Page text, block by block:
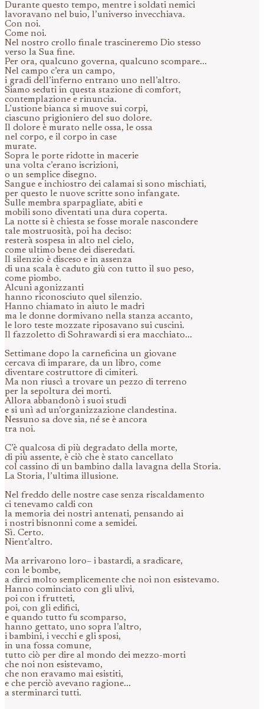
Durante questo tempo, mentre i soldati nemici
lavoravano nel buio, l’universo invecchiava.
Con noi.
Come noi.
Nel nostro crollo finale trascineremo Dio stesso
verso la Sua fine.
Per ora, qualcuno governa, qualcuno scompare...
Nel campo c’era un campo,
i gradi dell’inferno entrano uno nell’altro.
Siamo seduti in questa stazione di comfort,
contemplazione e rinuncia.
L’ustione bianca si muove sui corpi,
ciascuno prigioniero del suo dolore.
Il dolore è murato nelle ossa, le ossa
nel corpo, e il corpo in case
murate.
Sopra le porte ridotte in macerie
una volta c’erano iscrizioni,
o un semplice disegno.
Sangue e inchiostro dei calamai si sono mischiati,
per questo le nuove scritte sono infangate.
Sulle membra sparpagliate, abiti e
mobili sono diventati una dura coperta.
La notte si è chiesta se fosse morale nascondere
tale mostruosità, poi ha deciso:
resterà sospesa in alto nel cielo,
come ultimo bene dei diseredati.
Il silenzio è disceso e in assenza
di una scala è caduto giù con tutto il suo peso,
come piombo.
Alcuni agonizzanti
hanno riconosciuto quel silenzio.
Hanno chiamato in aiuto le madri
ma le donne dormivano nella stanza accanto,
le loro teste mozzate riposavano sui cuscini.
Il fazzoletto di Sohrawardi si era macchiato...
Settimane dopo la carneficina un giovane
cercava di imparare, da un libro, come
diventare costruttore di cimiteri.
Ma non riuscì a trovare un pezzo di terreno
per la sepoltura dei morti.
Allora abbandonò i suoi studi
e si unì ad un’organizzazione clandestina.
Nessuno sa dove sia, né se è ancora
tra noi.
C’è qualcosa di più degradato della morte,
di più assente, è ciò che è stato cancellato
col cassino di un bambino dalla lavagna della Storia.
La Storia, l’ultima illusione.
Nel freddo delle nostre case senza riscaldamento
ci tenevamo caldi con
la memoria dei nostri antenati, pensando ai
i nostri bisnonni come a semidei.
Sì. Certo.
Nient’altro.
Ma arrivarono loro– i bastardi, a sradicare,
con le bombe,
a dirci molto semplicemente che noi non esistevamo.
Hanno cominciato con gli ulivi,
poi con i frutteti,
poi, con gli edifici,
e quando tutto fu scomparso,
hanno gettato, uno sopra l’altro,
i bambini, i vecchi e gli sposi,
in una fossa comune,
tutto ciò per dire al mondo dei mezzo-morti
che noi non esistevamo,
che non eravamo mai esistiti,
e che perciò avevano ragione...
a sterminarci tutti.